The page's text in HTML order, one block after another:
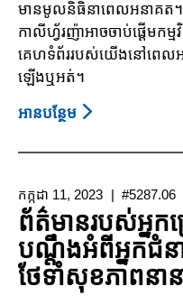
មានមូលនិធិនាពេលអនាគត។
កាលីហ្វ័រញ៉ាអាចចាប់ផ្តើមក
គេហទំព័ររបស់យើងនៅពេលអ
ឡើងឬអត់។
អាន​បន្ថែម About
អន្តរ
រដ្ឋ
កាលីហ្វ័រនីញ៉ា
(CCT,
California
Community
កក្កដា 11, 2023 #5287.06
ព័ត៌មានរបស់អ្នក
បណ្តឹងអំពីអ្នកជំន
ថែទាំសុខភាពនាន